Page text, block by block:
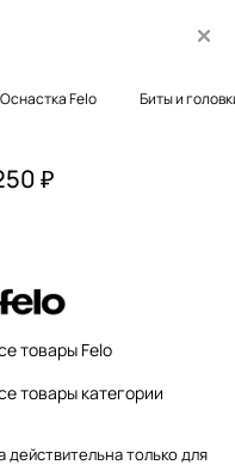
Оснастка Felo Биты и
₽
товары Felo
товары категории
действительна только для